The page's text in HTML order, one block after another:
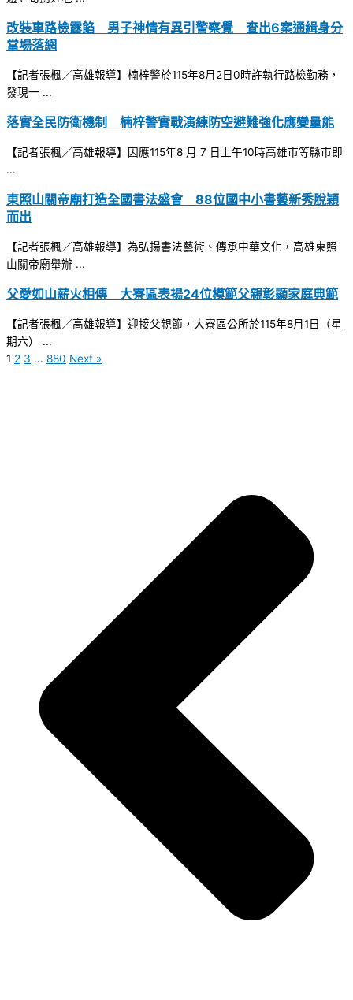
改裝車路檢露餡 男子神情有異引警察覺 查出6案通緝身分
當場落網
【記者張楓／高雄報導】楠梓警於115年8月2日0時許執行路檢勤務，
發現一 ...
落實全民防衛機制 楠梓警實戰演練防空避難強化應變量能
【記者張楓／高雄報導】因應115年8 月 7 日上午10時高雄市等縣市即
...
東照山關帝廟打造全國書法盛會 88位國中小書藝新秀脫穎
而出
【記者張楓／高雄報導】為弘揚書法藝術、傳承中華文化，高雄東照
山關帝廟舉辦 ...
父愛如山薪火相傳 大寮區表揚24位模範父親彰顯家庭典範
【記者張楓／高雄報導】迎接父親節，大寮區公所於115年8月1日（星
期六） ...
1 2 3 ... 880 Next »